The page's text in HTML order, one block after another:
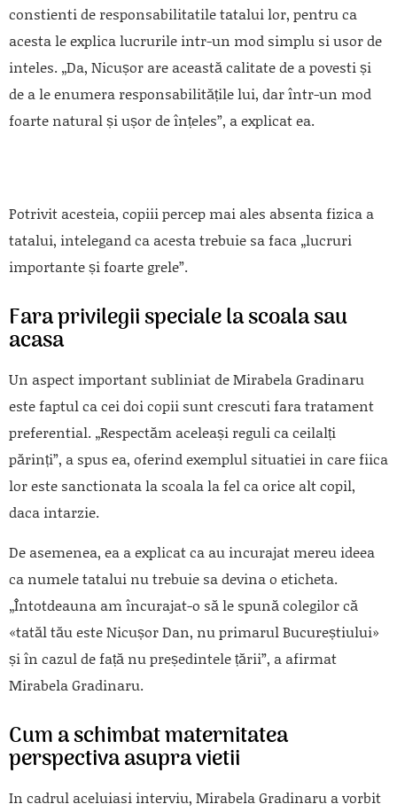
constienti de responsabilitatile tatalui lor, pentru ca
acesta le explica lucrurile intr-un mod simplu si usor de
inteles. „Da, Nicușor are această calitate de a povesti și
de a le enumera responsabilitățile lui, dar într-un mod
foarte natural și ușor de înțeles”, a explicat ea.
Potrivit acesteia, copiii percep mai ales absenta fizica a
tatalui, intelegand ca acesta trebuie sa faca „lucruri
importante și foarte grele”.
Fara privilegii speciale la scoala sau
acasa
Un aspect important subliniat de Mirabela Gradinaru
este faptul ca cei doi copii sunt crescuti fara tratament
preferential. „Respectăm aceleași reguli ca ceilalți
părinți”, a spus ea, oferind exemplul situatiei in care fiica
lor este sanctionata la scoala la fel ca orice alt copil,
daca intarzie.
De asemenea, ea a explicat ca au incurajat mereu ideea
ca numele tatalui nu trebuie sa devina o eticheta.
„Întotdeauna am încurajat-o să le spună colegilor că
«tatăl tău este Nicușor Dan, nu primarul Bucureștiului»
și în cazul de față nu președintele țării”, a afirmat
Mirabela Gradinaru.
Cum a schimbat maternitatea
perspectiva asupra vietii
In cadrul aceluiasi interviu, Mirabela Gradinaru a vorbit